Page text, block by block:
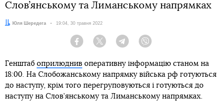
Слов’янському та Лиманському напрямках
Автор:Юля Шередега Дата:
19:04, 30 травня 2022
Facebook Twitter Telegram
Генштаб оприлюднив оперативну інформацію станом на
18:00. На Слобожанському напрямку війська рф готуються
до наступу, крім того перегруповуються і готуються до
наступу на Слов’янському та Лиманському напрямках.